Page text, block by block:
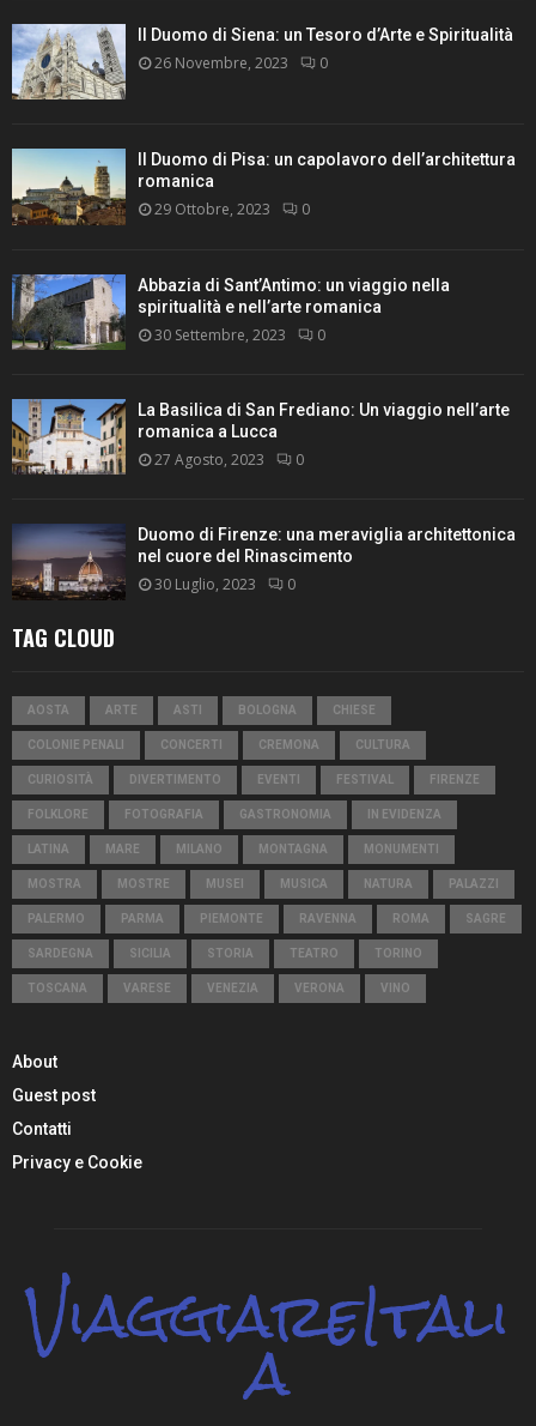
Il Duomo di Siena: un Tesoro d’Arte e Spiritualità
26 Novembre, 2023 0
Il Duomo di Pisa: un capolavoro dell’architettura
romanica
29 Ottobre, 2023 0
Abbazia di Sant’Antimo: un viaggio nella
spiritualità e nell’arte romanica
30 Settembre, 2023 0
La Basilica di San Frediano: Un viaggio nell’arte
romanica a Lucca
27 Agosto, 2023 0
Duomo di Firenze: una meraviglia architettonica
nel cuore del Rinascimento
30 Luglio, 2023 0
TAG CLOUD
AOSTA ARTE ASTI BOLOGNA CHIESE
COLONIE PENALI CONCERTI CREMONA CULTURA
CURIOSITÀ DIVERTIMENTO EVENTI FESTIVAL FIRENZE
FOLKLORE FOTOGRAFIA GASTRONOMIA IN EVIDENZA
LATINA MARE MILANO MONTAGNA MONUMENTI
MOSTRA MOSTRE MUSEI MUSICA NATURA PALAZZI
PALERMO PARMA PIEMONTE RAVENNA ROMA SAGRE
SARDEGNA SICILIA STORIA TEATRO TORINO
TOSCANA VARESE VENEZIA VERONA VINO
About
Guest post
Contatti
Privacy e Cookie
ViaggiareItali
a